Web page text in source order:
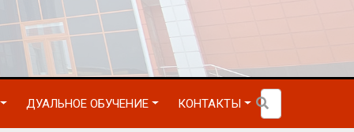
ДУАЛЬНОЕ ОБУЧЕНИЕ КОНТАКТЫ